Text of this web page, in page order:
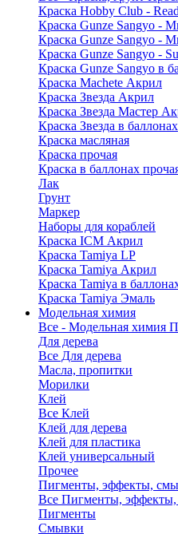
Краска Hobby Club -
Краска Gunze Sangyo -
Краска Gunze Sangyo -
Краска Gunze Sangyo -
Краска Gunze Sangyo в
Краска Machete Акрил
Краска Звезда Акрил
Краска Звезда Мастер
Краска Звезда в баллонах
Краска масляная
Краска прочая
Краска в баллонах
Лак
Грунт
Маркер
Наборы для кораблей
Краска ICM Акрил
Краска Tamiya LP
Краска Tamiya Акрил
Краска Tamiya в
Краска Tamiya Эмаль
Модельная химия
Все - Модельная химия
Для дерева
Все Для дерева
Масла, пропитки
Морилки
Клей
Все Клей
Клей для дерева
Клей для пластика
Клей универсальный
Прочее
Пигменты, эффекты,
Все Пигменты,
Пигменты
Смывки